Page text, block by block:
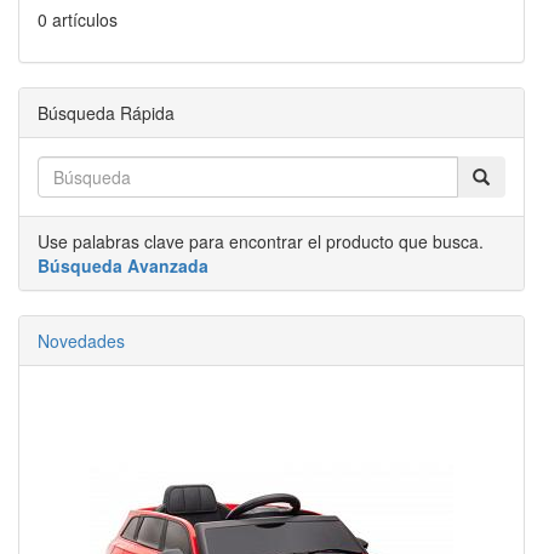
0 artículos
Búsqueda Rápida
Use palabras clave para encontrar el producto que busca.
Búsqueda Avanzada
Novedades